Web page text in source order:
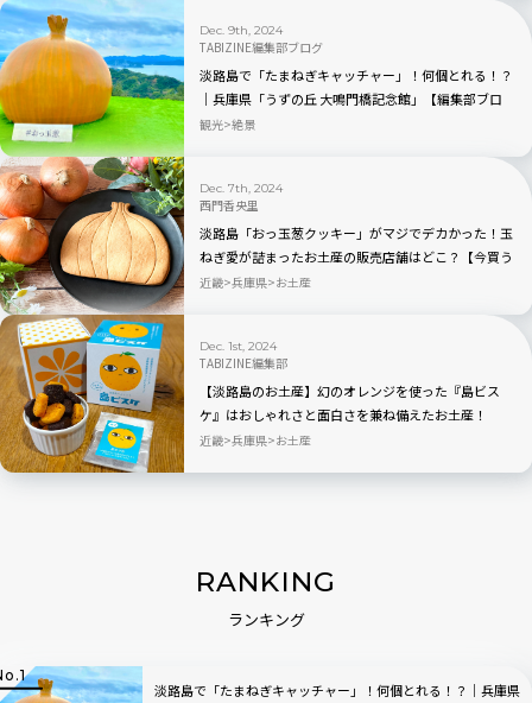
Dec. 9th, 2024
TABIZINE編集部ブログ
淡路島で「たまねぎキャッチャー」！何個とれる！？
｜兵庫県「うずの丘 大鳴門橋記念館」【編集部ブロ
グ】
観光 絶景
Dec. 7th, 2024
西門香央里
淡路島「おっ玉葱クッキー」がマジでデカかった！玉
ねぎ愛が詰まったお土産の販売店舗はどこ？【今買う
べき映え土産】
近畿 兵庫県 お土産
Dec. 1st, 2024
TABIZINE編集部
【淡路島のお土産】幻のオレンジを使った『島ビス
ケ』はおしゃれさと面白さを兼ね備えたお土産！
近畿 兵庫県 お土産
RANKING
ランキング
淡路島で「たまねぎキャッチャー」！何個とれる！？｜兵庫県